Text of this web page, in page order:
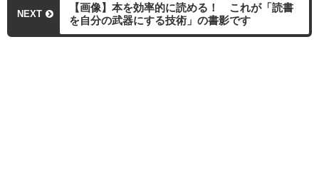
NEXT
【画像】本を効率的に読める！ これが「読書
を自分の武器にする技術」の書影です